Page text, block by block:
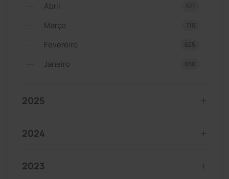
Abril 671
Março 710
Fevereiro 625
Janeiro 660
2025
2024
2023